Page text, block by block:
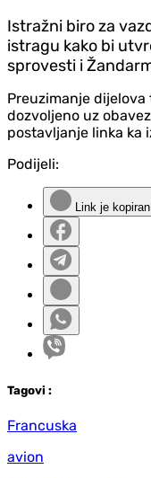
Istražni biro za
istragu kako bi
sprovesti i
Preuzimanje
dozvoljeno uz
postavljanje linka ka
Podijeli:
Link je
Tagovi :
Francuska
avion